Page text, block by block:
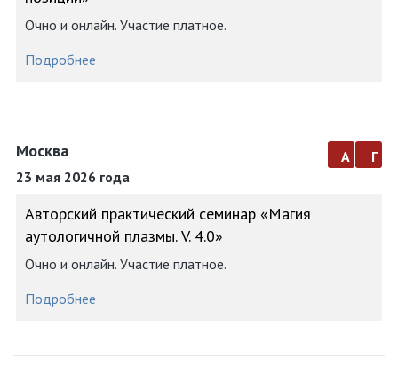
Очно и онлайн. Участие платное.
Подробнее
Москва
23 мая 2026 года
а г
Авторский практический семинар «Магия
аутологичной плазмы. V. 4.0»
Очно и онлайн. Участие платное.
Подробнее